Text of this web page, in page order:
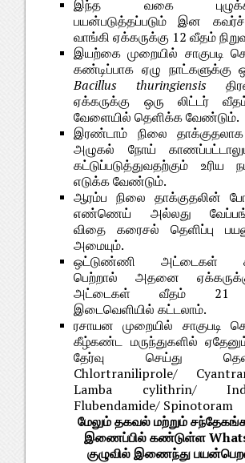
இந்த வகை
பயன்படுத்தப்படும் இன
வாங்கி ஏக்கருக்கு 12 வீதம்
இயற்கை முறையில் சாகுபடி
கண்டிப்பாக ஏழு நாட்களுக்கு
Bacillus thuringiensis
ஏக்கருக்கு ஒரு லிட்டர்
வேளையில் தெளிக்க வேண்டும்.
இரண்டாம் நிலை
அழுகல் நோய்
கட்டுப்படுத்துவதற்கும் உரிய
எடுக்க வேண்டும்.
ஆரம்ப நிலை தாக்குதலின்
எண்ணெய் அல்லது
விதை கரைசல் தெளிப்பு
அமையும்.
ஒட்டுண்ணி அட்டைகள்
பெற்றால் அதனை
அட்டைகள் வீதம் 21
இடைவெளியில் கட்டலாம்.
ரசாயன முறையில் சாகுபடி
கீழ்கண்ட மருந்துகளில்
தேர்வு செய்து
Chlortraniliprole/
Lamba cylithrin/
Flubendamide/ Spinotoram
மேலும் தகவல் மற்றும்
இணைப்பில் கண்டுள்ள
குழுவில் இணைந்து